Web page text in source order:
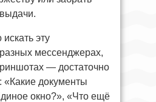
выдачи.
эту
мессенджерах,
— достаточно
«Какие документы
окно?», «Что ещё